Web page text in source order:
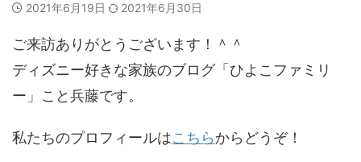
2021年6月19日 2021年6月30日
ご来訪ありがとうございます！＾＾
ディズニー好きな家族のブログ「ひよこファミリ
ー」こと兵藤です。
私たちのプロフィールはこちらからどうぞ！